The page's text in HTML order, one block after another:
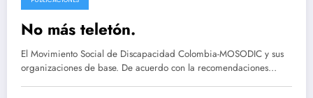
2018-01-19
No más teletón.
El Movimiento Social de Discapacidad Colombia-MOSODIC y sus
organizaciones de base. De acuerdo con la recomendaciones…